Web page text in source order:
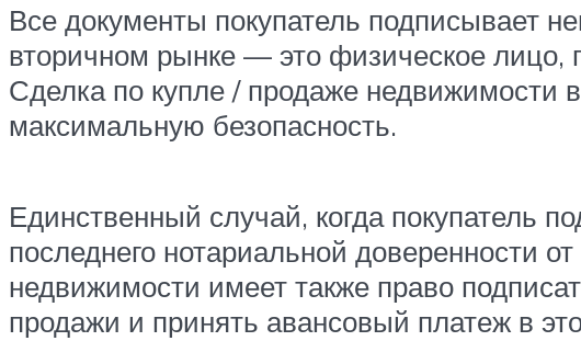
Все документы покупатель подписывает
вторичном рынке — это физическое
Сделка по купле / продаже недвижимости
максимальную безопасность.
Единственный случай, когда покупатель
последнего нотариальной доверенности
недвижимости имеет также право
продажи и принять авансовый платеж в